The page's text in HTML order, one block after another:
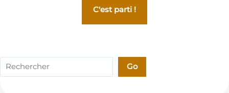
C'est parti !
Rechercher Go